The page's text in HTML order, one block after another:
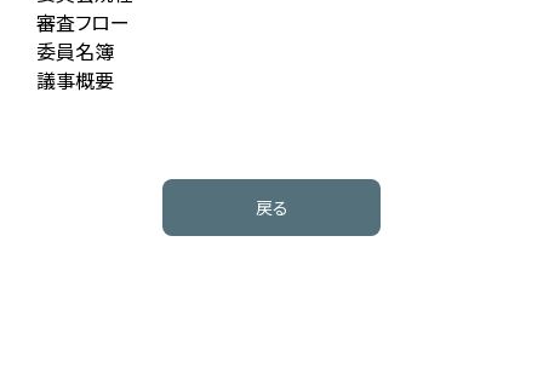
審査フロー
委員名簿
議事概要
戻る